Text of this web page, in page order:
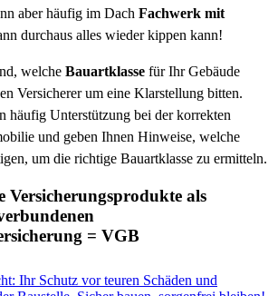
aber häufig im Dach Fachwerk mit
durchaus alles wieder kippen kann!
welche Bauartklasse für Ihr Gebäude
Versicherer um eine Klarstellung bitten.
häufig Unterstützung bei der korrekten
und geben Ihnen Hinweise, welche
um die richtige Bauartklasse zu ermitteln.
Versicherungsprodukte als
= VGB